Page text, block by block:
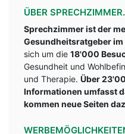
ÜBER
Sprechzimmer ist der
Gesundheitsratgeber
sich um die 18'000
Gesundheit und
und Therapie. Über
Informationen umfasst
kommen neue Seiten